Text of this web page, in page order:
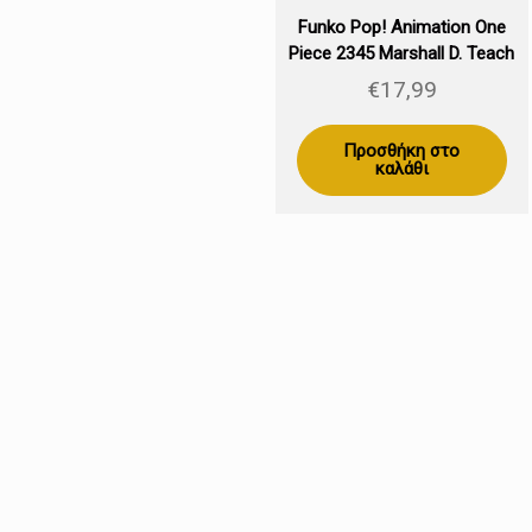
Funko Pop! Animation One
Piece 2345 Marshall D. Teach
(Special Edition)
€17,99
Προσθήκη στο
καλάθι